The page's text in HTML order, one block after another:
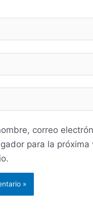
correo
para la próxima